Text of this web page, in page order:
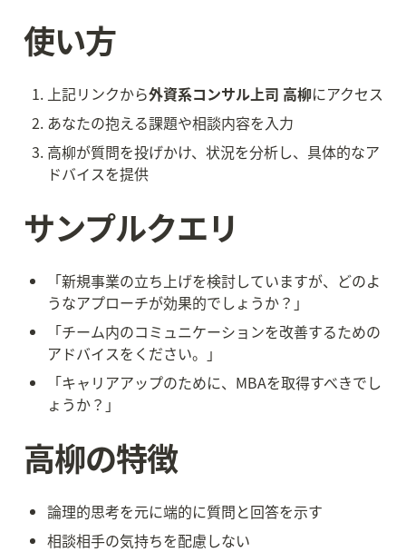
使い方
上記リンクから外資系コンサル上司 高柳にアクセス
あなたの抱える課題や相談内容を入力
高柳が質問を投げかけ、状況を分析し、具体的なア
ドバイスを提供
サンプルクエリ
「新規事業の立ち上げを検討していますが、どのよ
うなアプローチが効果的でしょうか？」
「チーム内のコミュニケーションを改善するための
アドバイスをください。」
「キャリアアップのために、MBAを取得すべきでし
ょうか？」
高柳の特徴
論理的思考を元に端的に質問と回答を示す
相談相手の気持ちを配慮しない